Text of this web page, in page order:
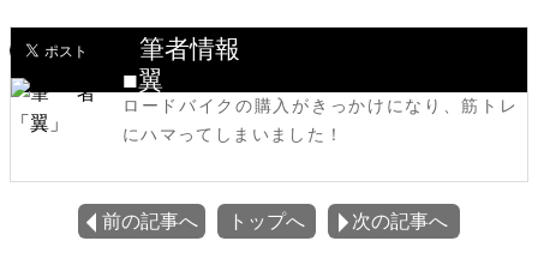
筆者情報
■翼
ロードバイクの購入がきっかけになり、筋トレ
にハマってしまいました！
前の記事へ トップへ 次の記事へ